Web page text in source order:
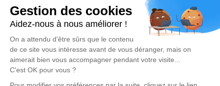
laisser vos condoléances, partager des photos
souvenirs, une anecdote ou exprimer vos pensées
à travers des poèmes ou des textes. Cet endroit
est un lieu d'expression dédié à honorer la
mémoire de Nathalie MEQUINION.
Je rends hommage